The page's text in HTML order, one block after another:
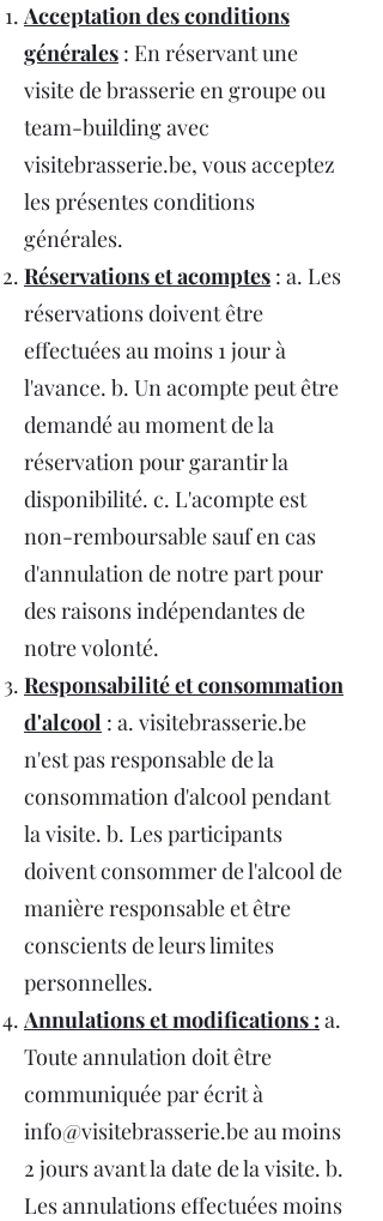
Acceptation des conditions
générales : En réservant une
visite de brasserie en groupe ou
team-building avec
visitebrasserie.be, vous acceptez
les présentes conditions
générales.
Réservations et acomptes : a. Les
réservations doivent être
effectuées au moins 1 jour à
l'avance. b. Un acompte peut être
demandé au moment de la
réservation pour garantir la
disponibilité. c. L'acompte est
non-remboursable sauf en cas
d'annulation de notre part pour
des raisons indépendantes de
notre volonté.
Responsabilité et consommation
d'alcool : a. visitebrasserie.be
n'est pas responsable de la
consommation d'alcool pendant
la visite. b. Les participants
doivent consommer de l'alcool de
manière responsable et être
conscients de leurs limites
personnelles.
Annulations et modifications : a.
Toute annulation doit être
communiquée par écrit à
info@visitebrasserie.beau moins
2 jours avant la date de la visite. b.
Les annulations effectuées moins